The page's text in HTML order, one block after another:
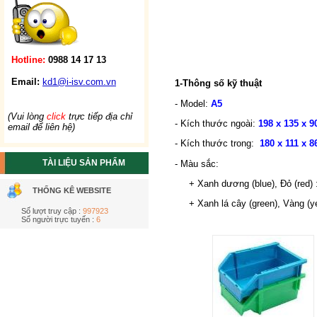
Hotline: 0988 14 17 13
Email: kd1@i-isv.com.vn
(Vui lòng click trực tiếp địa chỉ
email để liên hệ)
TÀI LIỆU SẢN PHẨM
THỐNG KÊ WEBSITE
Số lượt truy cập : 997923
Số người trực tuyến : 6
1-Thông số kỹ thuật
- Model: A5
- Kích thước ngoài: 198 x 135 x
- Kích thước trong: 180 x 111 x
- Màu sắc:
+ Xanh dương (blue), Đỏ (red)
+ Xanh lá cây (green), Vàng